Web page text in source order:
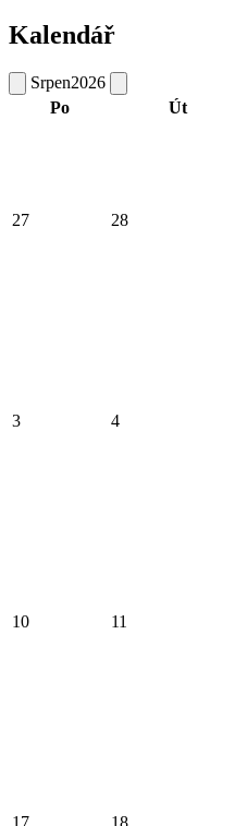
Kalendář
Srpen2026
Po
Út
27 28
3 4
10 11
17 18